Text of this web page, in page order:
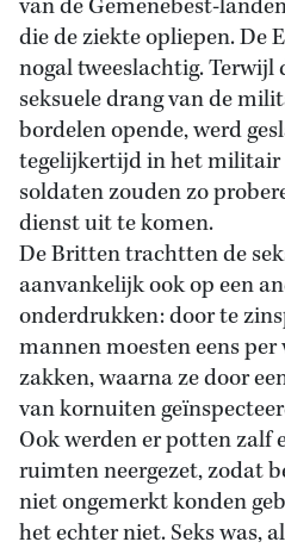
van de Gemenebest-
die de ziekte opliepen. De
nogal tweeslachtig. Terwijl
seksuele drang van de
bordelen opende, werd
tegelijkertijd in het militair
soldaten zouden zo
dienst uit te komen.
De Britten trachtten de
aanvankelijk ook op een
onderdrukken: door te
mannen moesten eens
zakken, waarna ze door
van kornuiten
Ook werden er potten zalf
ruimten neergezet, zodat
niet ongemerkt konden
het echter niet. Seks was,